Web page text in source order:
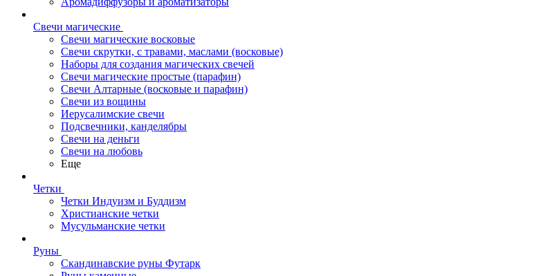
Свечи магические
Свечи магические восковые
Свечи скрутки, с травами, маслами (восковые)
Наборы для создания магических свечей
Свечи магические простые (парафин)
Свечи Алтарные (восковые и парафин)
Свечи из вощины
Иерусалимские свечи
Подсвечники, канделябры
Свечи на деньги
Свечи на любовь
Еще
Четки
Четки Индуизм и Буддизм
Христианские четки
Мусульманские четки
Руны
Скандинавские руны Футарк